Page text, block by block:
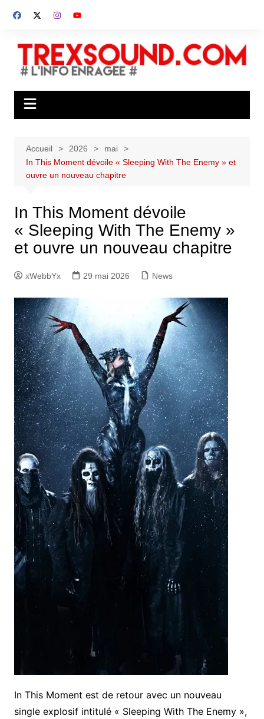
Accueil 2026
mai
In This Moment dévoile « Sleeping With The Enemy » et
ouvre un nouveau chapitre
In This Moment dévoile
« Sleeping With The Enemy »
et ouvre un nouveau chapitre
xWebbYx 29 mai 2026 News
In This Moment est de retour avec un nouveau
single explosif intitulé « Sleeping With The Enemy »,